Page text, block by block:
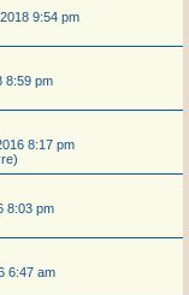
9:54 pm
8:59 pm
8:17 pm
8:03 pm
6:47 am